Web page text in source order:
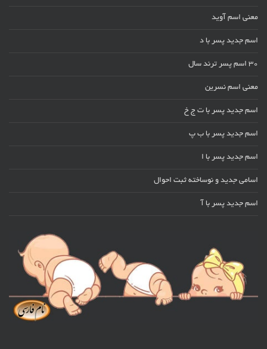
معنی اسم آوید
اسم جدید پسر با د
30 اسم پسر ترند سال
معنی اسم نسرین
اسم جدید پسر با ت ج خ
اسم جدید پسر با ب پ
اسم جدید پسر با ا
اسامی جدید و نوساخته ثبت احوال
اسم جدید پسر با آ